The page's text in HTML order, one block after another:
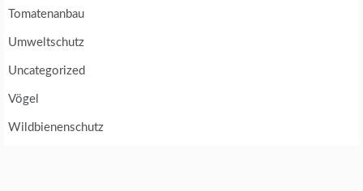
Tomatenanbau
Umweltschutz
Uncategorized
Vögel
Wildbienenschutz